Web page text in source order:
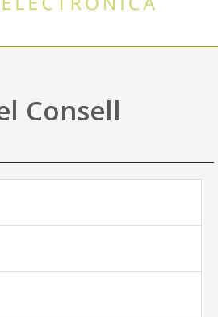
Accés i seguretat
Utilitats
Ajuda
Consell